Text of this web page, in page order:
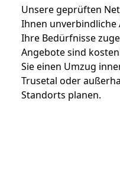
Unsere geprüften
Ihnen unverbindliche
Ihre Bedürfnisse
Angebote sind
Sie einen Umzug
Trusetal oder
Standorts planen.